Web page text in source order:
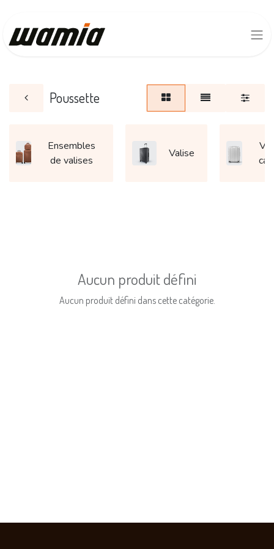
Poussette
Ensembles
de valises
Valise
Aucun produit défini
Aucun produit défini dans cette catégorie.